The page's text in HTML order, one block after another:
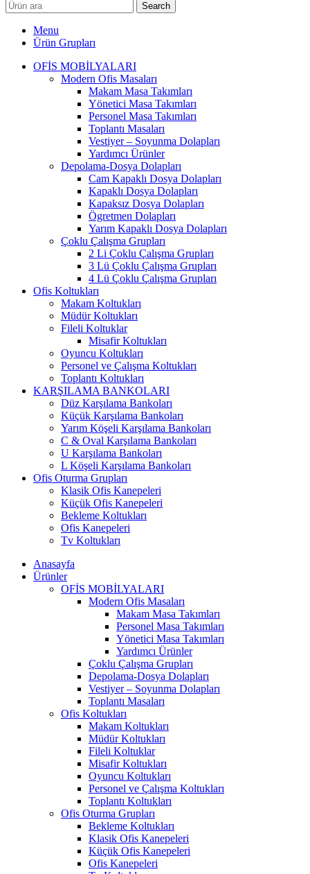
Search
Menu
Ürün Grupları
OFİS MOBİLYALARI
Modern Ofis Masaları
Makam Masa Takımları
Yönetici Masa Takımları
Personel Masa Takımları
Toplantı Masaları
Vestiyer – Soyunma Dolapları
Yardımcı Ürünler
Depolama-Dosya Dolapları
Cam Kapaklı Dosya Dolapları
Kapaklı Dosya Dolapları
Kapaksız Dosya Dolapları
Ögretmen Dolapları
Yarım Kapaklı Dosya Dolapları
Çoklu Çalışma Grupları
2 Li Çoklu Çalışma Grupları
3 Lü Çoklu Çalışma Grupları
4 Lü Çoklu Çalışma Grupları
Ofis Koltukları
Makam Koltukları
Müdür Koltukları
Fileli Koltuklar
Misafir Koltukları
Oyuncu Koltukları
Personel ve Çalışma Koltukları
Toplantı Koltukları
KARŞILAMA BANKOLARI
Düz Karşılama Bankoları
Küçük Karşılama Bankoları
Yarım Köşeli Karşılama Bankoları
C & Oval Karşılama Bankoları
U Karşılama Bankoları
L Köşeli Karşılama Bankoları
Ofis Oturma Grupları
Klasik Ofis Kanepeleri
Küçük Ofis Kanepeleri
Bekleme Koltukları
Ofis Kanepeleri
Tv Koltukları
Anasayfa
Ürünler
OFİS MOBİLYALARI
Modern Ofis Masaları
Makam Masa Takımları
Personel Masa Takımları
Yönetici Masa Takımları
Yardımcı Ürünler
Çoklu Çalışma Grupları
Depolama-Dosya Dolapları
Vestiyer – Soyunma Dolapları
Toplantı Masaları
Ofis Koltukları
Makam Koltukları
Müdür Koltukları
Fileli Koltuklar
Misafir Koltukları
Oyuncu Koltukları
Personel ve Çalışma Koltukları
Toplantı Koltukları
Ofis Oturma Grupları
Bekleme Koltukları
Klasik Ofis Kanepeleri
Küçük Ofis Kanepeleri
Ofis Kanepeleri